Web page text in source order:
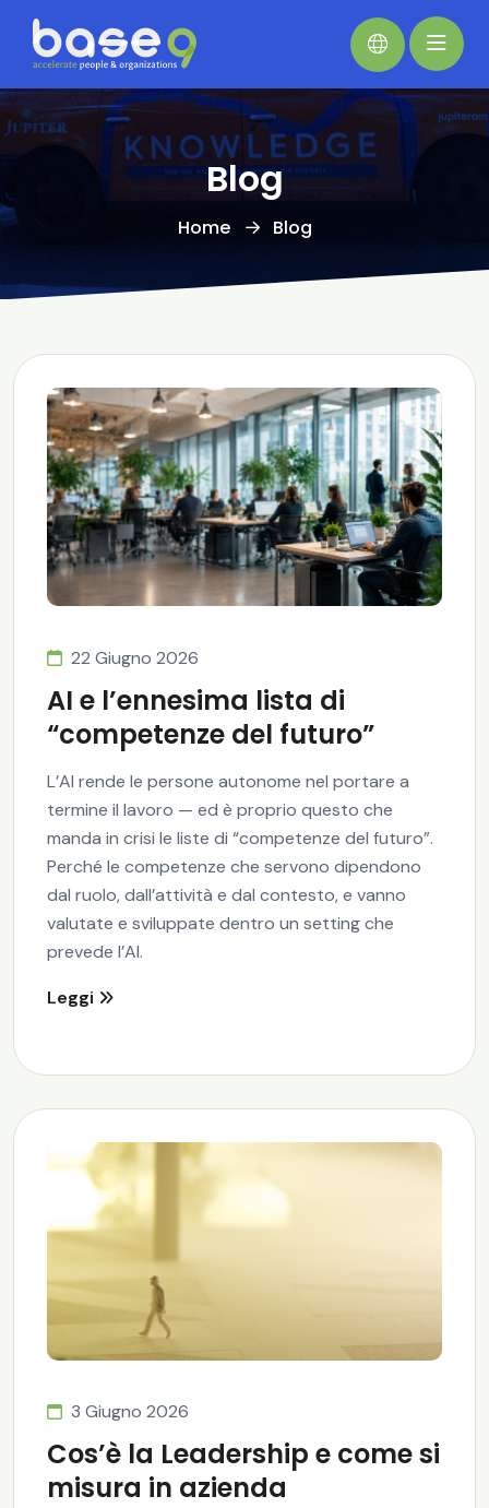
Blog
Home Blog
22 Giugno 2026
AI e l’ennesima lista di
“competenze del futuro”
L’AI rende le persone autonome nel portare a
termine il lavoro — ed è proprio questo che
manda in crisi le liste di “competenze del futuro”.
Perché le competenze che servono dipendono
dal ruolo, dall’attività e dal contesto, e vanno
valutate e sviluppate dentro un setting che
prevede l’AI.
Leggi
3 Giugno 2026
Cos’è la Leadership e come si
misura in azienda